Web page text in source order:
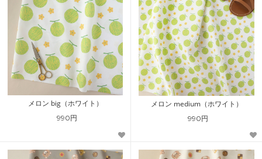
メロン big（ホワイト）
990円
メロン medium（ホワイト）
990円